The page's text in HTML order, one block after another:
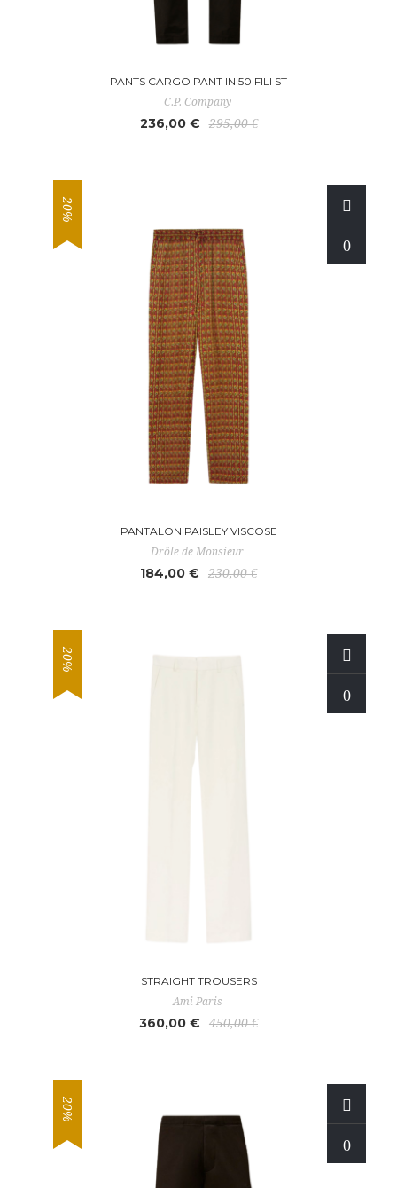
PANTS CARGO PANT IN 50 FILI ST
C.P. Company
236,00 € 295,00 €
-20%
PANTALON PAISLEY VISCOSE
Drôle de Monsieur
184,00 € 230,00 €
-20%
STRAIGHT TROUSERS
Ami Paris
360,00 € 450,00 €
-20%